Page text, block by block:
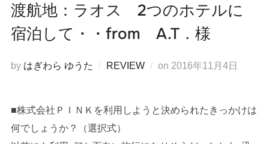
渡航地：ラオス 2つのホテルに
宿泊して・・from A.T．様
by はぎわら ゆうた REVIEW on 投
2016年11月4日
■株式会社ＰＩＮＫを利用しようと決められたきっかけは
何でしょうか？（選択式）